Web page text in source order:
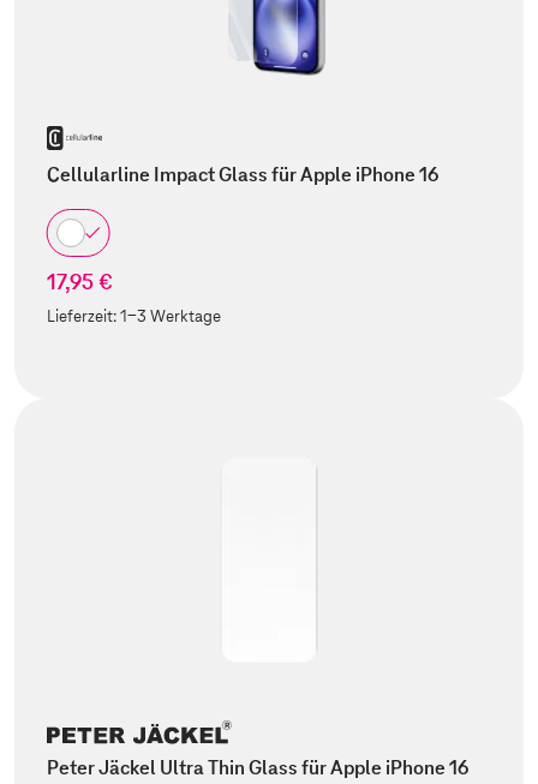
Cellularline Impact Glass für Apple iPhone 16
17,95 €
Lieferzeit:1-3 Werktage
Peter Jäckel Ultra Thin Glass für Apple iPhone 16